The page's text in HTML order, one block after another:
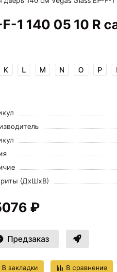
1 140 05 10 R
K L M N O P
(ДхШхВ)
₽
Предзаказ
В закладки В сравнение